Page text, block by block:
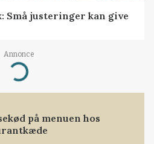
Små justeringer kan give
Annonce
på menuen hos